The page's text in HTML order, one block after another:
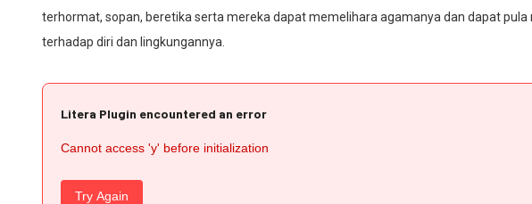
terhormat, sopan, beretika serta mereka dapat memelihara agamanya dan dapat
terhadap diri dan lingkungannya.
Litera Plugin encountered an error
Cannot access 'y' before initialization
Try Again